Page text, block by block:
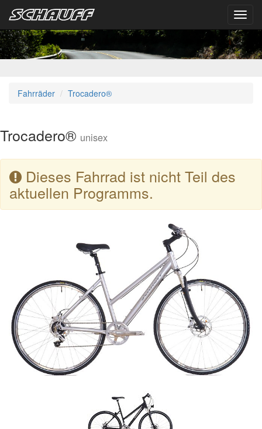
Fahrräder Trocadero®
Trocadero® unisex
Dieses Fahrrad ist nicht Teil des
aktuellen Programms.